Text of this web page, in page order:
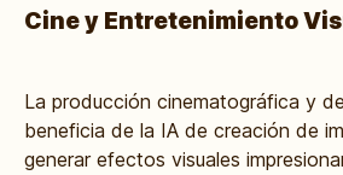
Cine y Entretenimiento
La producción cinematográfica y
beneficia de la IA de creación de
generar efectos visuales